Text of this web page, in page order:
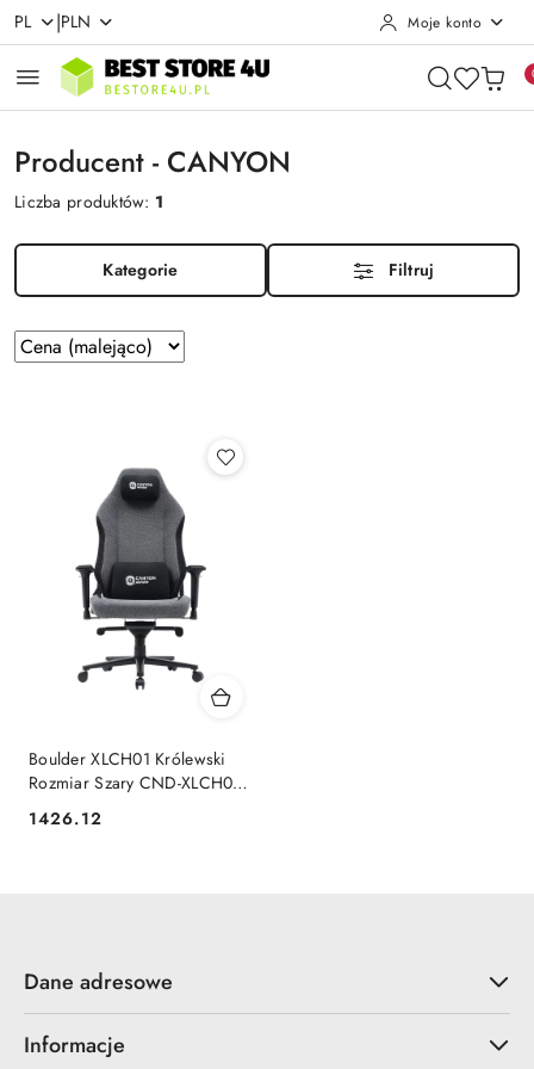
Przejdź do treści głównej
Przejdź do wyszukiwarki
Przejdź do moje konto
Przejdź do menu głównego
Przejdź do stopki
PL |PLN Moje konto
Producent - CANYON
Liczba produktów: 1
Kategorie Filtruj
Zastosowano
sortowanie:
Sortuj
według
Boulder XLCH01 Królewski
Rozmiar Szary CND-XLCH01
CANYON
Cena:
1426.12
Dane adresowe
Informacje